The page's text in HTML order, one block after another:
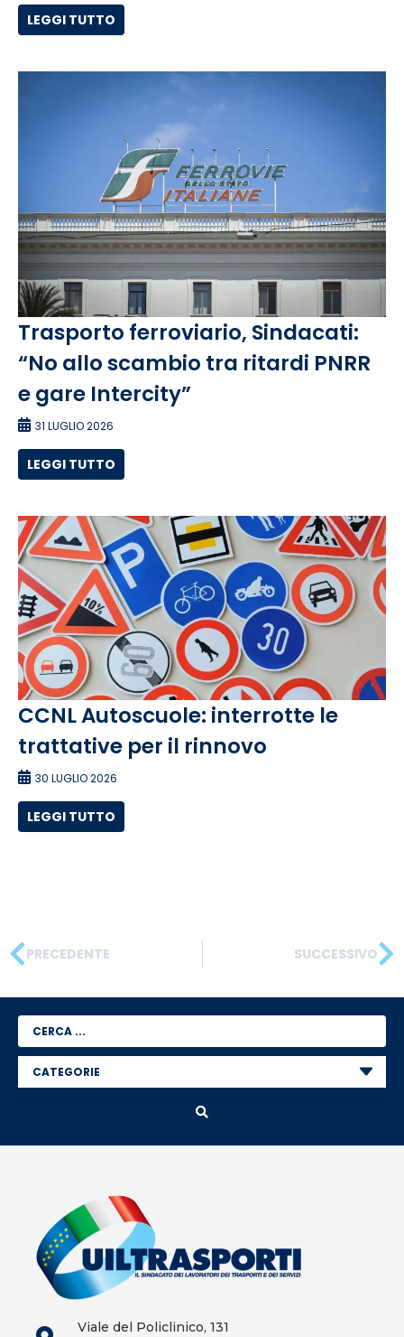
LEGGI TUTTO
Trasporto ferroviario, Sindacati:
“No allo scambio tra ritardi PNRR
e gare Intercity”
31 LUGLIO 2026
LEGGI TUTTO
CCNL Autoscuole: interrotte le
trattative per il rinnovo
30 LUGLIO 2026
LEGGI TUTTO
PRECEDENTE SUCCESSIVO
Viale del Policlinico, 131